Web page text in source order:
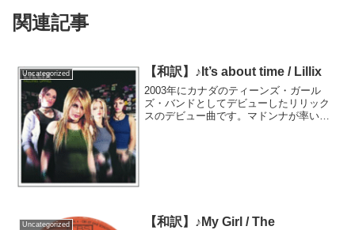
関連記事
Uncategorized 【和訳】♪It’s about time / Lillix
2003年にカナダのティーンズ・ガール
ズ・バンドとしてデビューしたリリック
スのデビュー曲です。マドンナが率いる
Uncategorized
【和訳】♪My Girl / The